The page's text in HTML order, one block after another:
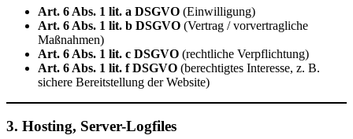
Art. 6 Abs. 1 lit. a DSGVO (Einwilligung)
Art. 6 Abs. 1 lit. b DSGVO (Vertrag / vorvertragliche
Maßnahmen)
Art. 6 Abs. 1 lit. c DSGVO (rechtliche Verpflichtung)
Art. 6 Abs. 1 lit. f DSGVO (berechtigtes Interesse, z. B.
sichere Bereitstellung der Website)
3. Hosting, Server-Logfiles